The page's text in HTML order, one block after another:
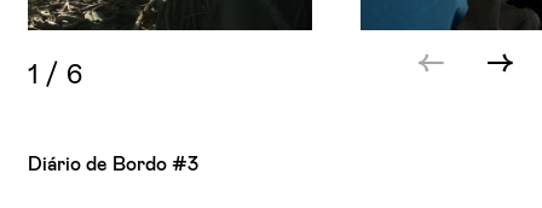
1 / 6
Diário de Bordo #3